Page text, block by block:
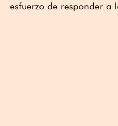
esfuerzo de responder a